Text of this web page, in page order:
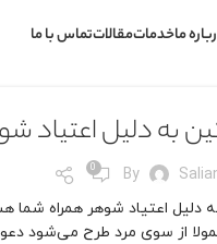
ماخدماتمقالاتتماس با ما
به دلیل اعتیاد
By
0
دلیل اعتیاد شوهر همراه شما
از سوی مرد طرح می‌شود